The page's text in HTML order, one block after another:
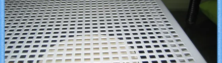
करें
साइटमैप